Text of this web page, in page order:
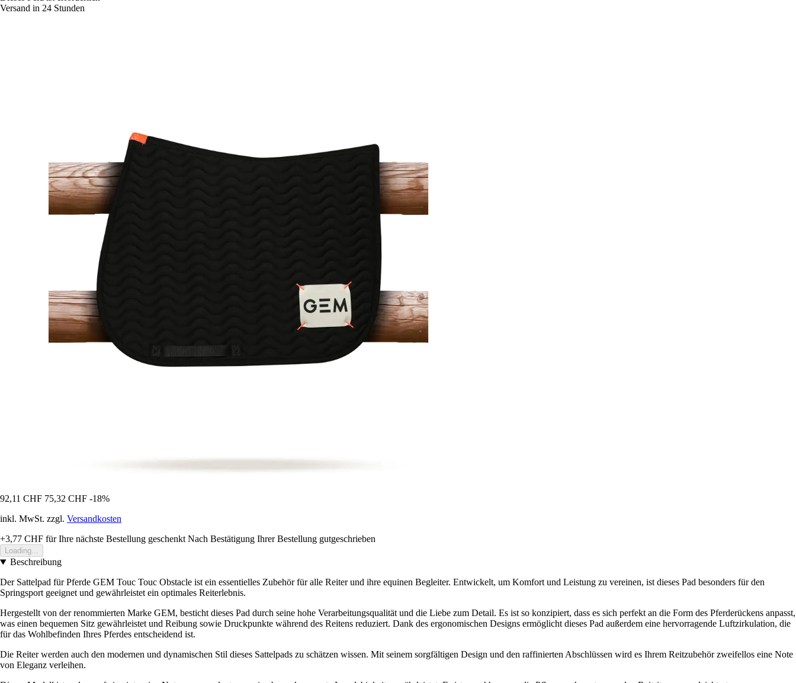
Versand in 24 Stunden
92,11 CHF 75,32 CHF -18%
inkl. MwSt. zzgl. Versandkosten
+3,77 CHF für Ihre nächste Bestellung geschenkt Nach Bestätigung Ihrer Bestellung gutgeschrieben
Loading...
Beschreibung
Der Sattelpad für Pferde GEM Touc Touc Obstacle ist ein essentielles Zubehör für alle Reiter und ihre equinen Begleiter. Entwickelt, um Komfort und Leistung zu vereinen, ist dieses Pad besonders für den
Springsport geeignet und gewährleistet ein optimales Reiterlebnis.
Hergestellt von der renommierten Marke GEM, besticht dieses Pad durch seine hohe Verarbeitungsqualität und die Liebe zum Detail. Es ist so konzipiert, dass es sich perfekt an die Form des Pferderückens anpasst,
was einen bequemen Sitz gewährleistet und Reibung sowie Druckpunkte während des Reitens reduziert. Dank des ergonomischen Designs ermöglicht dieses Pad außerdem eine hervorragende Luftzirkulation, die
für das Wohlbefinden Ihres Pferdes entscheidend ist.
Die Reiter werden auch den modernen und dynamischen Stil dieses Sattelpads zu schätzen wissen. Mit seinem sorgfältigen Design und den raffinierten Abschlüssen wird es Ihrem Reitzubehör zweifellos eine Note
von Eleganz verleihen.